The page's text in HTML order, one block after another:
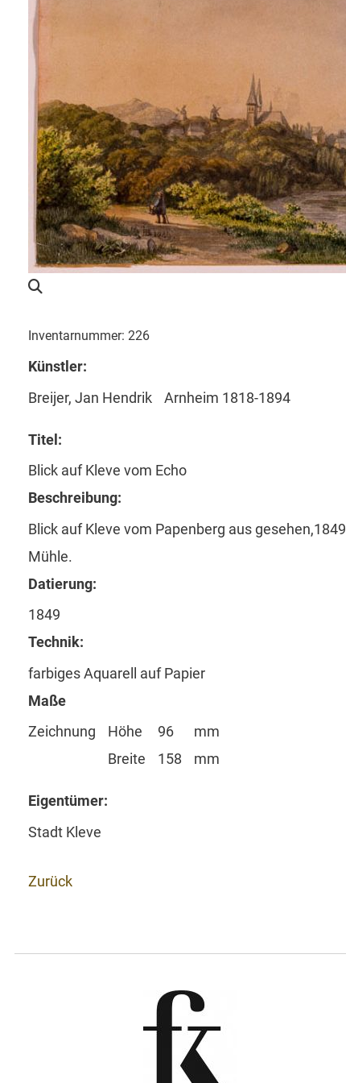
Inventarnummer: 226
Künstler:
Breijer, Jan Hendrik
Arnheim 1818-1894
Titel:
Blick auf Kleve vom Echo
Beschreibung:
Blick auf Kleve vom Papenberg aus
Mühle.
Datierung:
1849
Technik:
farbiges Aquarell auf Papier
Maße
Zeichnung
Höhe
Breite
96
158
mm
mm
Eigentümer:
Stadt Kleve
Zurück